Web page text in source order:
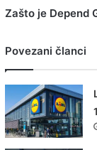
Zašto je Depend
Povezani članci